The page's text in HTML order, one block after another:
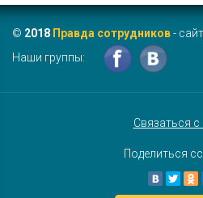
© 2018 Правда сотрудников-
Наши группы:
Связаться с
Поделиться